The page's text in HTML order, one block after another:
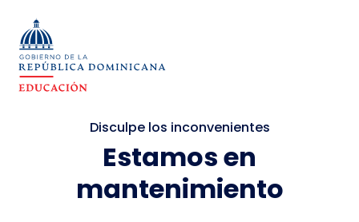
Disculpe los inconvenientes
Estamos en
mantenimiento